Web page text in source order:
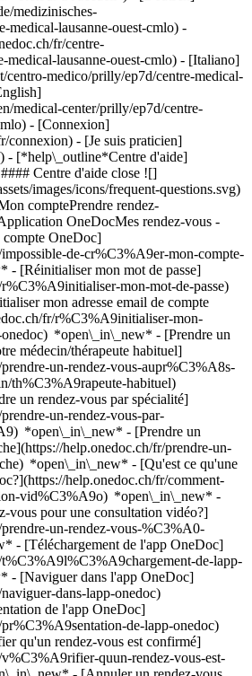
medizinisches-
medical-lausanne-ouest-cmlo) -
fr/centre-
medical-lausanne-ouest-cmlo) - [Italiano]
medico/prilly/ep7d/centre-medical-
medical-center/prilly/ep7d/centre-
- [Connexion]
connexion) - [Je suis praticien]
- [*help\_outline*Centre d'aide]
Centre d'aide close ![]
images/icons/frequent-questions.svg)
comptePrendre rendez-
OneDocMes rendez-vous -
compte OneDoc]
de-cr%C3%A9er-mon-compte-
- [Réinitialiser mon mot de passe]
mon-mot-de-passe)
mon adresse email de compte
fr/r%C3%A9initialiser-mon-
onedoc) *open\_in\_new* - [Prendre un
médecin/thérapeute habituel]
un-rendez-vous-aupr%C3%A8s-
th%C3%A9rapeute-habituel)
un rendez-vous par spécialité]
un-rendez-vous-par-
*open\_in\_new* - [Prendre un
help.onedoc.ch/fr/prendre-un-
*open\_in\_new* - [Qu'est ce qu'une
help.onedoc.ch/fr/comment-
vid%C3%A9o) *open\_in\_new* -
vous pour une consultation vidéo?]
un-rendez-vous-%C3%A0-
- [Téléchargement de l'app OneDoc]
de-lapp-
- [Naviguer dans l'app OneDoc]
dans-lapp-onedoc)
de l'app OneDoc]
de-lapp-onedoc)
microscope annonçant les expertises dans lesquelles le professionnel est spécialisé](https://www.onedoc.ch/assets/images/icons/expertises.svg) ### Expertises Artériosclérose | Athérosclérose Diabète Diabète gestationnel Diabète type 1 Diabète type 2 Hypertension artérielle Hyperthyroïdie Hypothyroïdie Insuffisance cardiaque Nodules thyroïdiens Obésité Pacemaker | Vérification du défibrillateur cardioverteur implantable (DCI) Pompe à insuline Pression artérielle à long terme | Contrôle de la pression artérielle sur 24 heures Prévention cardio-vasculaire | CardioCheck | CardioTest Test d'effort | ergométrie Test de glycémie longue durée | HbA1c Échographie cardiaque [*arrow\_drop\_down*Voir plus](https://www.onedoc.ch) ![Marqueur annonçant la carte et les informations d’accès du cabinet](https://www.onedoc.ch/assets/images/icons/map.svg) ### Carte et informations d'accès #### Centre Médical Lausanne Ouest - CMLO Route de Renens 24 1008 Prilly #### Horaire d'ouverture Actuellement fermé - Ouvre à 08:00 *expand\_more* Lundi: 08:00 - 18:00 Mardi: 08:00 - 18:00 Mercredi: 08:00 - 18:00 Jeudi: 08:00 - 18:00 Vendredi: 08:00 - 18:00 Samedi: Fermé Dimanche: Fermé ![Icône document annonçant la présentation de l’établissement](https://www.onedoc.ch/assets/images/icons/presentation.svg) ### Présentation de l'établissement Les médecins et thérapeutes du __Centre Médical Lausanne Ouest à Malley (CMLO)__ répondent à vos besoins médicaux et thérapeutiques avec plusieurs spécialisations. La force du __CMLO__ est d’offrir non seulement une diversité médicale, mais aussi de constituer un vrai pôle de synergies entre spécialistes. Notre approche pluridisciplinaire assure une prise en charge globale, parfaitement adaptée à vos besoins. Nous vous accueillons de 8h à 18h les jours ouvrables et répondons à vos appels 24/7. N’hésitez pas à nous appeler pour toute question ou pour agender une consultation. Vous apprécierez d’obtenir un rendez-vous dans un délai très court. Nos prestations ambulatoires sont remboursées par l’assurance de base (LAMal). ## Accès en transports publics - Train: gare de Prilly-Malley à 2 min de Lausanne. - Bus: arrêt Parrelet ou Galicien, par ligne directe depuis le centre ou l’ouest de Lausanne (lignes no 17, 18, 32 et 33) - Métro: arrêt Maley, ligne M1 ## Accès en voiture Le parking sous-terrain du bâtiment, ou les parkings de proximité rattachés à la patinoire de Malley, disposent de centaines de places de parc. Par l’autoroute, prendre la sortie Malley (depuis Genève), ou la sortie Blécherette (depuis Montreux). [*arrow\_drop\_down*Voir plus](https://www.onedoc.ch) [](https://assets.onedoc.ch/images/entities/06c0e3eb2c76a1b8681a78d1b341bb256f8d25d445f4f242be1d5b25a9d85cd3.png)[![Centre Médical Lausanne Ouest - CMLO, centre médical à Prilly](https://assets.onedoc.ch/images/entities/9a21aa06bd130e190f65943ef54f596a79bd5175d2952635dc52e126eab7269f-small.jpg "Centre Médical Lausanne Ouest - CMLO, centre médical à Prilly")](https://assets.onedoc.ch/images/entities/9a21aa06bd130e190f65943ef54f596a79bd5175d2952635dc52e126eab7269f.jpg)[![Centre Médical Lausanne Ouest - CMLO, centre médical à Prilly](https://assets.onedoc.ch/images/entities/6fe9c3eed8faf5f50f194d516f9fecf0ddbdc7dfd67e85c2bfeead783dc69da5-small.jpg "Centre Médical Lausanne Ouest - CMLO, centre médical à Prilly")](https://assets.onedoc.ch/images/entities/6fe9c3eed8faf5f50f194d516f9fecf0ddbdc7dfd67e85c2bfeead783dc69da5.jpg)[![Centre Médical Lausanne Ouest - CMLO, centre médical à Prilly](https://assets.onedoc.ch/images/entities/7af8b1a2d03be085d20645e260833190ec079c6067fb8747c14ca5b3053ce1c5-small.jpg "Centre Médical Lausanne Ouest - CMLO, centre médical à Prilly")](https://assets.onedoc.ch/images/entities/7af8b1a2d03be085d20645e260833190ec079c6067fb8747c14ca5b3053ce1c5.jpg)[![Centre Médical Lausanne Ouest - CMLO, centre médical à Prilly](https://assets.onedoc.ch/images/entities/831cfd30f57b88da4bfc5724552a02a078f0851da050f198ad8d3996df64231e-small.jpg "Centre Médical Lausanne Ouest - CMLO, centre médical à Prilly")](https://assets.onedoc.ch/images/entities/831cfd30f57b88da4bfc5724552a02a078f0851da050f198ad8d3996df64231e.jpg) ![Icône groupe de personnes annonçant la liste des professionnels de santé de l’établissement](https://www.onedoc.ch/assets/images/icons/team.svg) ### L'équipe Cardiologue [![Sébastien Delhasse, cardiologue à Prilly](https://assets.onedoc.ch/images/users/ea2bd300e6fc7181a55c2eafea12559159ba31dbe10648bd095714b452143b9f-small.png "Sébastien Delhasse, cardiologue à Prilly") \ __Dr. Sébastien Delhasse__](https://www.onedoc.ch/fr/cardiologue/prilly/pc3d8/dr-sebastien-delhasse) Chiropraticiens [![Lola Alberge, chiropraticienne à Prilly](https://assets.onedoc.ch/images/users/ae1837b3d6d01193f8c4cbfbd92e0d8e19639dbe227e1c0497c26b60c40cc55e-small.png "Lola Alberge, chiropraticienne à Prilly") \ __Dr. Lola Alberge__](https://www.onedoc.ch/fr/chiropraticienne/prilly/pcowi/dr-lola-alberge) [![Pierig Leray, chiropraticien à Prilly](https://assets.onedoc.ch/images/users/7bc9eab38a55ca967a9656c313871b5fcc8524bf7a8eccc5fe9d86610361e273-small.jpg "Pierig Leray, chiropraticien à Prilly") \ __Dr. Pierig Leray__](https://www.onedoc.ch/fr/chiropraticien/prilly/pyws/dr-pierig-leray) [![Arthur Moreau, chiropraticien à Prilly](https://assets.onedoc.ch/images/users/ffb5db4c8c8ff6705eca503903e7b9d10177fb6461c04f95a7191e73061a2b66-small.png "Arthur Moreau, chiropraticien à Prilly") \ __Dr. Arthur Moreau__](https://www.onedoc.ch/fr/chiropraticien/prilly/pctke/dr-arthur-moreau) [![Jeanne Waldner, chiropraticienne à Prilly](https://assets.onedoc.ch/images/users/c04779407e04661eab1ce33b3d37943afa15bb442a871d0d551b4e5ec245ff5b-small.png "Jeanne Waldner, chiropraticienne à Prilly") \ __Dr. Jeanne Waldner__](https://www.onedoc.ch/fr/chiropraticienne/prilly/pcs1p/dr-jeanne-waldner) Chirurgien [![Thomas Ambrosetti, chirurgien à Prilly](https://assets.onedoc.ch/images/users/73d0f2758240b7de34ae7ff63cba4493bd42fb393bc1447f55fbd6c40e707ec0-small.png "Thomas Ambrosetti, chirurgien à Prilly") \ __Dr. Thomas Ambrosetti__](https://www.onedoc.ch/fr/chirurgien/prilly/pcjnd/dr-thomas-ambrosetti) Chirurgiens orthopédistes [![Lionel Helfer, chirurgien orthopédiste à Prilly](https://assets.onedoc.ch/images/users/c9d55a5bed3ff51751ae7fed3a571c703f197a5546d0ba73c6f6434c425edd58-small.png "Lionel Helfer, chirurgien orthopédiste à Prilly") \ __Dr. Lionel Helfer__](https://www.onedoc.ch/fr/chirurgien-orthopediste/prilly/pcpy7/dr-lionel-helfer) [![Natalia Papastergiou, chirurgienne orthopédiste à Prilly](https://assets.onedoc.ch/images/users/953af99a03bd765dd599e2acab9811ec52a981630b10c2dc7cea8258c0e2414a-small.jpg "Natalia Papastergiou, chirurgienne orthopédiste à Prilly") \ __Dr. Natalia Papastergiou__](https://www.onedoc.ch/fr/chirurgienne-orthopediste/prilly/pb6zj/dr-natalia-papastergiou) [![Marc Prod'homme, chirurgien orthopédiste à Prilly](https://assets.onedoc.ch/images/users/6248eaadea4066ad4e22d9535f4beb3bef1b27f9777b9a9d4dd43e173f6e8e27-small.png "Marc Prod'homme, chirurgien orthopédiste à Prilly") \ __Dr. Marc Prod'homme__](https://www.onedoc.ch/fr/chirurgien-orthopediste/prilly/pcpy8/dr-marc-prod-homme) Chirurgienne plasticien et esthétique [![Michele Chemali, chirurgienne plasticien et esthétique à Prilly](https://assets.onedoc.ch/images/users/70b6c8f71c3f5a27fcf28c5dfbc81aa3f02fdd8028712d87764daa226f23119e-small.png "Michele Chemali, chirurgienne plasticien et esthétique à Prilly") \ __Dr. Michele Chemali__](https://www.onedoc.ch/fr/chirurgienne-plasticien-et-esthetique/prilly/pct6j/dr-michele-chemali) Dermatologues [![Laurent Berger, dermatologue à Prilly](https://assets.onedoc.ch/images/users/7440a058a340017de1b345faa674c1afda46d87a384085cff27c08e3cd3365f6-small.jpg "Laurent Berger, dermatologue à Prilly") \ __Dr. Laurent Berger__](https://www.onedoc.ch/fr/dermatologue/prilly/pxzh/dr-laurent-berger) [![Michel Brouard, dermatologue à Prilly](https://assets.onedoc.ch/images/users/a2f4cb0a48de71ac72bc7b4bcb2294a54136593d980a2a9944db5be7b2f47ade-small.jpg "Michel Brouard, derm